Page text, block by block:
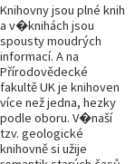
Knihovny jsou plné knih
a v�knihách jsou
spousty moudrých
informací. A na
Přírodovědecké
fakultě UK je knihoven
více než jedna, hezky
podle oboru. V�naší
tzv. geologické
knihovně si užije